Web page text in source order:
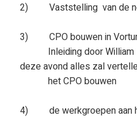
2) Vaststelling van de
3) CPO bouwen in
Inleiding door William
deze avond alles zal
het CPO bouwen
4) de werkgroepen aan